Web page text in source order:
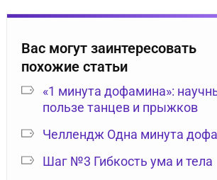
Вас могут заинтересовать
похожие статьи
«1 минута дофамина»:
пользе танцев и прыжков
Челлендж Одна минута
Шаг №3 Гибкость ума и тела